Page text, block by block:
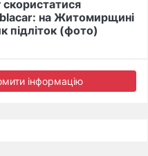
скористатися
на Житомирщині
підліток (фото)
інформацію